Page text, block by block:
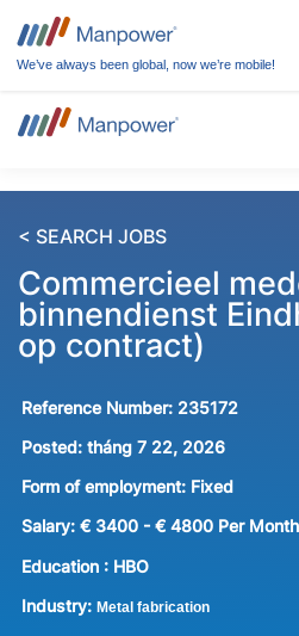
We’ve always been global, now we’re mobile!
< SEARCH JOBS
Commercieel
binnendienst
op contract)
Reference Number: 235172
Posted: tháng 7 22, 2026
Form of employment: Fixed
Salary: € 3400 - € 4800 Per Month
Education : HBO
Industry: Metal fabrication